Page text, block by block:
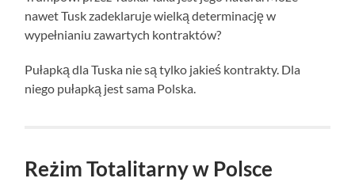
nawet Tusk zadeklaruje wielką determinację w
wypełnianiu zawartych kontraktów?
Pułapką dla Tuska nie są tylko jakieś kontrakty. Dla
niego pułapką jest sama Polska.
Reżim Totalitarny w Polsce